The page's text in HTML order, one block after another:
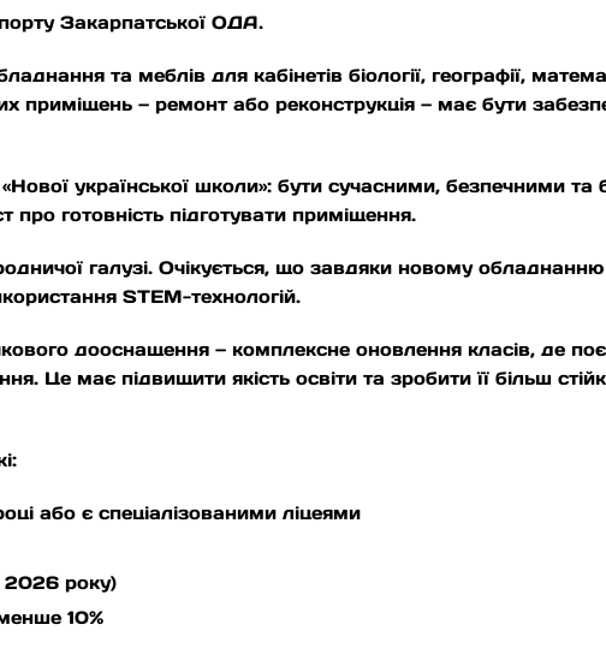
Закарпатської ОДА.
та меблів для кабінетів біології, географії,
приміщень — ремонт або реконструкція — має бути
української школи»: бути сучасними, безпечними та
готовність підготувати приміщення.
галузі. Очікується, що завдяки новому
STEM-технологій.
дооснащення — комплексне оновлення класів, де
Це має підвищити якість освіти та зробити її більш
або є спеціалізованими ліцеями
2026 року)
10%